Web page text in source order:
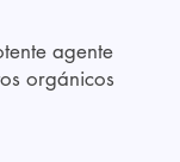
agente
orgánicos